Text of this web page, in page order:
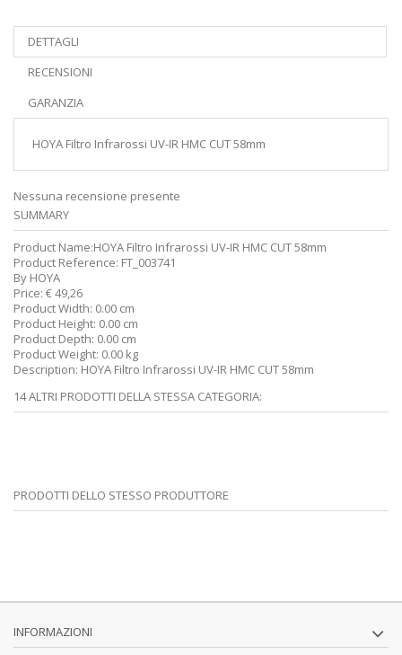
DETTAGLI
RECENSIONI
GARANZIA
HOYA Filtro Infrarossi UV-IR HMC CUT 58mm
Nessuna recensione presente
SUMMARY
Product Name:HOYA Filtro Infrarossi UV-IR HMC CUT 58mm
Product Reference: FT_003741
By HOYA
Price: €49,26
Product Width: 0.00 cm
Product Height: 0.00 cm
Product Depth: 0.00 cm
Product Weight: 0.00 kg
Description: HOYA Filtro Infrarossi UV-IR HMC CUT 58mm
14 ALTRI PRODOTTI DELLA STESSA CATEGORIA:
PRODOTTI DELLO STESSO PRODUTTORE
INFORMAZIONI